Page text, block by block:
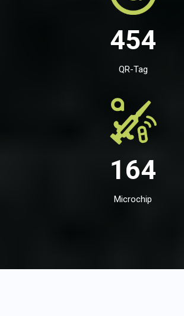
454
QR-Tag
164
Microchip